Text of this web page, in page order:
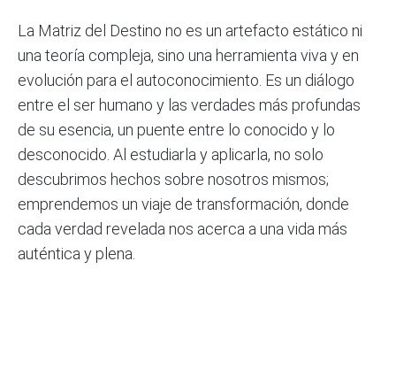
La Matriz del Destino no es un artefacto estático ni
una teoría compleja, sino una herramienta viva y en
evolución para el autoconocimiento. Es un diálogo
entre el ser humano y las verdades más profundas
de su esencia, un puente entre lo conocido y lo
desconocido. Al estudiarla y aplicarla, no solo
descubrimos hechos sobre nosotros mismos;
emprendemos un viaje de transformación, donde
cada verdad revelada nos acerca a una vida más
auténtica y plena.